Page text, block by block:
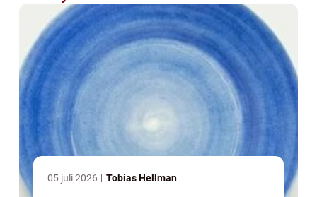
05 juli 2026 Tobias Hellman